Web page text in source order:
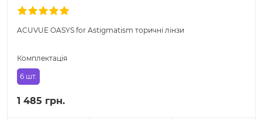
ACUVUE OASYS for Astigmatism торичні лінзи
Комплектація
6 шт.
1 485 грн.